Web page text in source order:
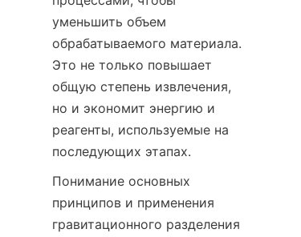
уменьшить объем
обрабатываемого материала.
Это не только повышает
общую степень извлечения,
но и экономит энергию и
реагенты, используемые на
последующих этапах.
Понимание основных
принципов и применения
гравитационного разделения